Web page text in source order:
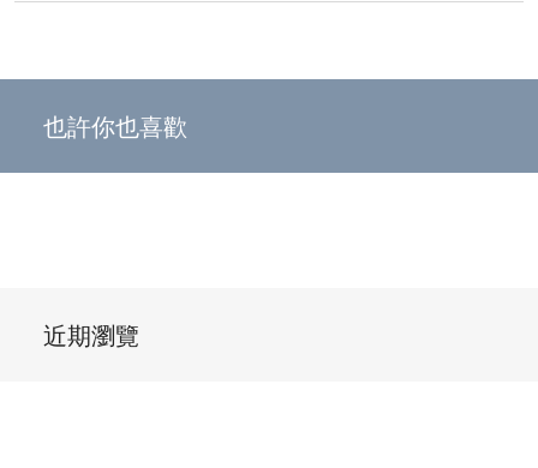
也許你也喜歡
近期瀏覽